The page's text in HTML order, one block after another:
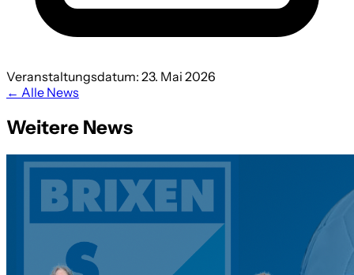
Veranstaltungsdatum: 23. Mai 2026
← Alle News
Weitere News